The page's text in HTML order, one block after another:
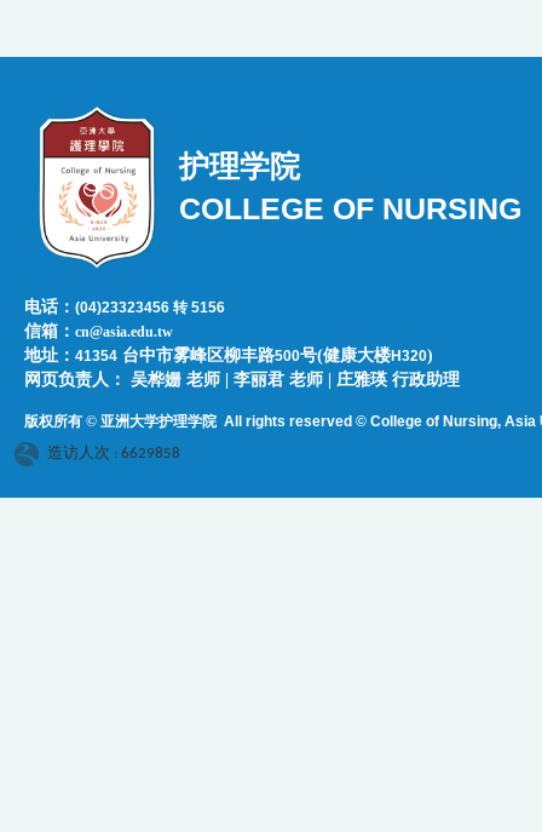
护理学院
COLLEGE OF NURSING
电话：(04)23323456 转 5156
信箱：cn@asia.edu.tw
地址：41354 台中市雾峰区柳丰路500号(健康大楼H320)
网页负责人：​​​ ​吴桦姗 老师 | 李丽君 老师 | 庄雅瑛 行政助理
版权所有 © 亚洲大学护理学院All rights reserved © College of Nursing, Asia
造访人次 : 6629858